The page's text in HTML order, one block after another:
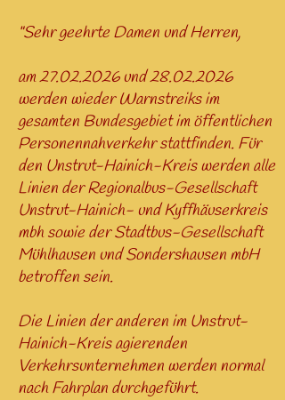
"Sehr geehrte Damen und Herren,
am27.02.2026und28.02.2026
werden wieder Warnstreiks im
gesamten Bundesgebiet im öffentlichen
Personennahverkehr stattfinden. Für
den Unstrut-Hainich-Kreis werden alle
Linien der Regionalbus-Gesellschaft
Unstrut-Hainich- und Kyffhäuserkreis
mbh sowie der Stadtbus-Gesellschaft
Mühlhausen und Sondershausen mbH
betroffen sein.
Die Linien der anderen im Unstrut-
Hainich-Kreis agierenden
Verkehrsunternehmen werden normal
nach Fahrplan durchgeführt.